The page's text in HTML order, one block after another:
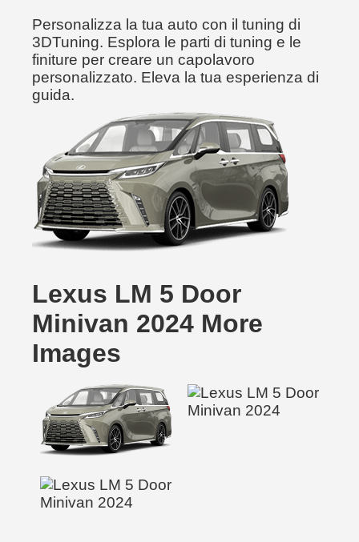
Personalizza la tua auto con il tuning di
3DTuning. Esplora le parti di tuning e le
finiture per creare un capolavoro
personalizzato. Eleva la tua esperienza di
guida.
Lexus LM 5 Door
Minivan 2024 More
Images